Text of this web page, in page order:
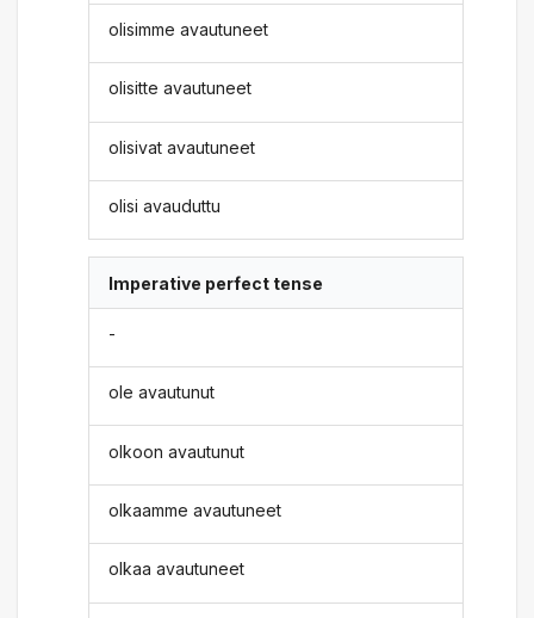
olisimme avautuneet
olisitte avautuneet
olisivat avautuneet
olisi avauduttu
Imperative perfect tense
-
ole avautunut
olkoon avautunut
olkaamme avautuneet
olkaa avautuneet